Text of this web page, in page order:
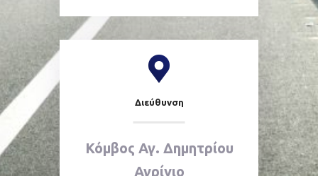
Διεύθυνση
Κόμβος Αγ. Δημητρίου
Αγρίνιο